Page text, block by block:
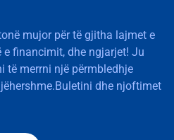
mujor për të gjitha lajmet e
financimit, dhe ngjarjet! Ju
të merrni një përmbledhje
dhe njoftimet